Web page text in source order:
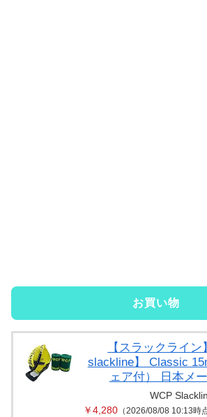
お買い物
【スラックライ
slackline】 Classic
ェア付） 日本メ
WCP
￥4,280（2026/08/08 10:13時点